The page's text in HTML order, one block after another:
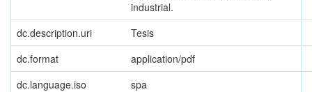
industrial.
dc.description.uri
Tesis
dc.format
application/pdf
dc.language.iso
spa